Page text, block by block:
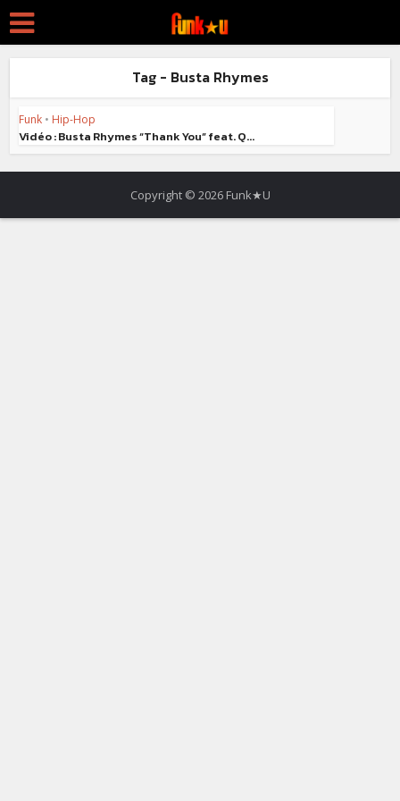
Tag - Busta Rhymes
Funk • Hip-Hop
Vidéo : Busta Rhymes “Thank You” feat. Q...
Copyright © 2026 Funk★U